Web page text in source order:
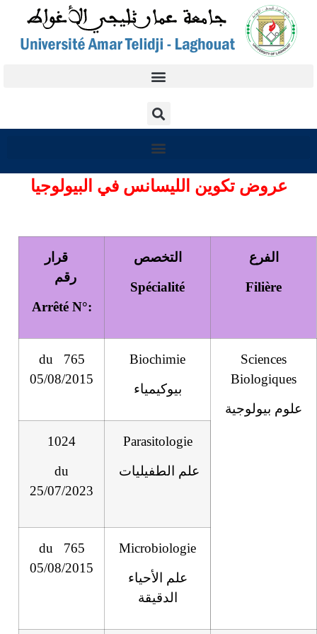
عروض تكوين الليسانس في البيولوجيا
الفرع
Filière
التخصص
Spécialité
قرار
رقم
:°Arrêté N
Sciences
Biologiques
علوم بيولوجية
Biochimie
بيوكيمياء
765 du
05/08/2015
Parasitologie
علم الطفيليات
1024
du
25/07/2023
Microbiologie
علم الأحياء
الدقيقة
765 du
05/08/2015